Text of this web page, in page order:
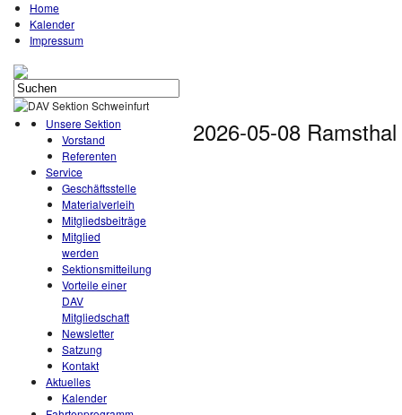
Home
Kalender
Impressum
Unsere Sektion
Vorstand
Referenten
Service
Geschäftsstelle
Materialverleih
Mitgliedsbeiträge
Mitglied
werden
Sektionsmitteilung
Vorteile einer
DAV
Mitgliedschaft
Newsletter
Satzung
Kontakt
Aktuelles
Kalender
2026-05-08 Ramsthal